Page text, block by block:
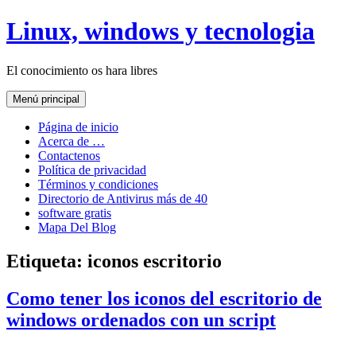
Saltar
al
Linux, windows y tecnologia
El conocimiento os hara libres
Menú principal
Página de inicio
Acerca de …
Contactenos
Política de privacidad
Términos y condiciones
Directorio de Antivirus más de 40
software gratis
Mapa Del Blog
Etiqueta: iconos escritorio
Como tener los iconos del escritorio de
windows ordenados con un script